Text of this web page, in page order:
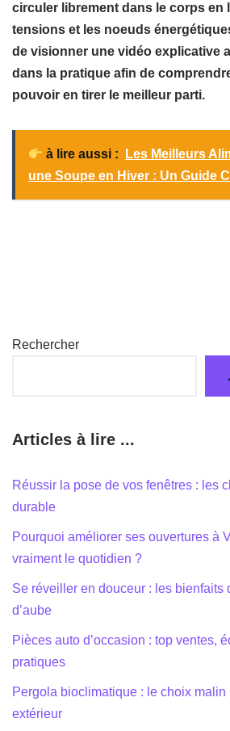
circuler librement dans le corps en
tensions et les noeuds
de visionner une vidéo explicative
dans la pratique afin de
pouvoir en tirer le meilleur parti.
à lire aussi :
Les Meilleurs
une Soupe en Hiver : Un Guide
Rechercher
Articles à lire ...
Réussir la pose de vos fenêtres : les
durable
Pourquoi améliorer ses ouvertures à
vraiment le quotidien ?
Se réveiller en douceur : les bienfaits
d’aube
Pièces auto d’occasion : top ventes,
pratiques
Pergola bioclimatique : le choix
extérieur